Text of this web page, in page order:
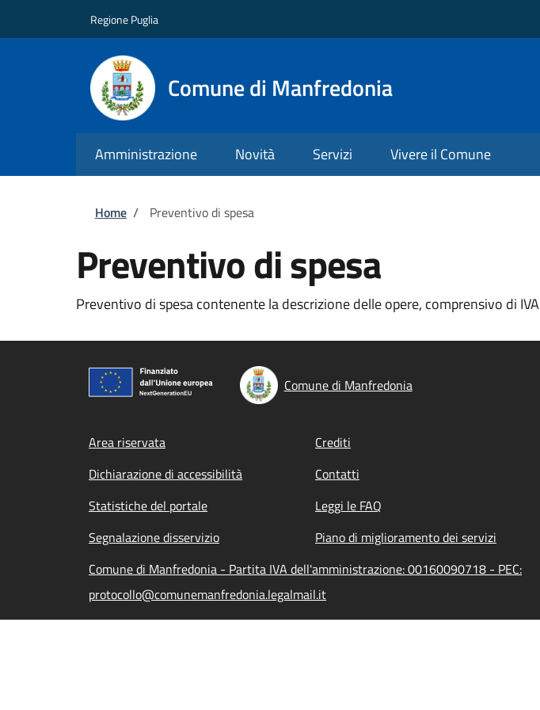
Regione Puglia
Comune di Manfredonia
Amministrazione Novità Servizi Vivere il Comune
Briciole di pane
Home / Preventivo di spesa
Preventivo di spesa
Preventivo di spesa contenente la descrizione delle opere, comprensivo di IVA
Comune di Manfredonia
Footer menu
Area riservata Crediti
Dichiarazione di accessibilità
Contatti
Statistiche del portale
Leggi le FAQ
Segnalazione disservizio
Piano di miglioramento dei servizi
Comune di Manfredonia - Partita IVA dell'amministrazione: 00160090718 - PEC:
protocollo@comunemanfredonia.legalmail.it